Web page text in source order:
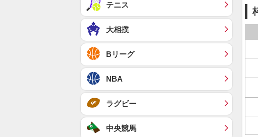
テニス
大相撲
Bリーグ
NBA
ラグビー
中央競馬